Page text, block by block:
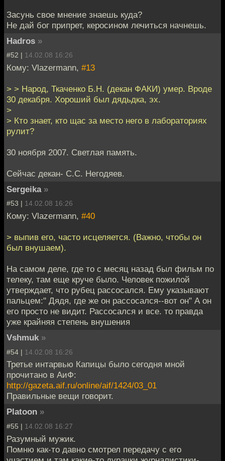
Засунь свое мнение знаешь куда?
Не дай бог припрет, керосином лечиться начнешь.
Hadros »
#52 | 14.02.08 16:26
Кому: Vlazermann, #13
> > Народ, Ткаченко Б.Н. (декан ФАКИ) умер. Вроде
30 декабря. Хороший был дядьдка, эх.
>
> Кто знает, кто щас за место него в лабораториях
рулит?
30 ноября 2007. Светлая память.
Сейчас декан- С.С. Негодяев.
Sergeika »
#53 | 14.02.08 16:26
Кому: Vlazermann, #40
> выпив его, часто исцеляется. (Важно, чтобы он
был внушаем).
На самом деле, где то с месяц назад был фильм по
телеку, там еще круче было. Человек пожилой
утверждает, что рубец рассосался. Ему указывают
пальцем:" Дядя, где же он рассосался--вот он" А он
его просто не видит. Рассосался и все. то правда
уже крайняя степень внушения
Vshmuk »
#54 | 14.02.08 16:26
Третье интарвью Капицы было сегодня мной
прочитано в АиФ:
http://gazeta.aif.ru/online/aif/1424/03_01
Правильные вещи говорит.
Platoon »
#55 | 14.02.08 16:27
Разумный мужик.
Помню как-то давно смотрел передачу с его